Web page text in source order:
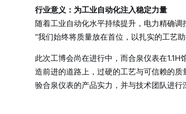
行业意义：为工业自动化注入稳定力量
随着工业自动化水平持续提升，电力精确
“我们始终将质量放在首位，以扎实的工艺
此次工博会尚在进行中，而合泉仪表在
造前进的道路上，过硬的工艺与可信赖的
验合泉仪表的产品实力，并与技术团队进行